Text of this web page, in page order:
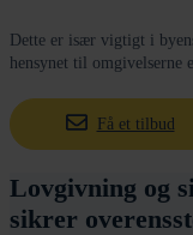
Dette er især vigtigt i
hensynet til omgivelserne
Få et tilbud
Lovgivning og
sikrer